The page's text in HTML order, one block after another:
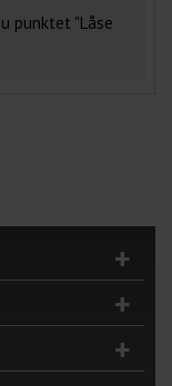
punktet "Låse